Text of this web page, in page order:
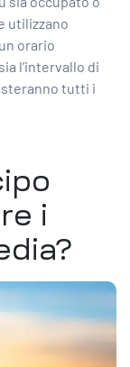
utilizzano
orario
l’intervallo di
tutti i
i